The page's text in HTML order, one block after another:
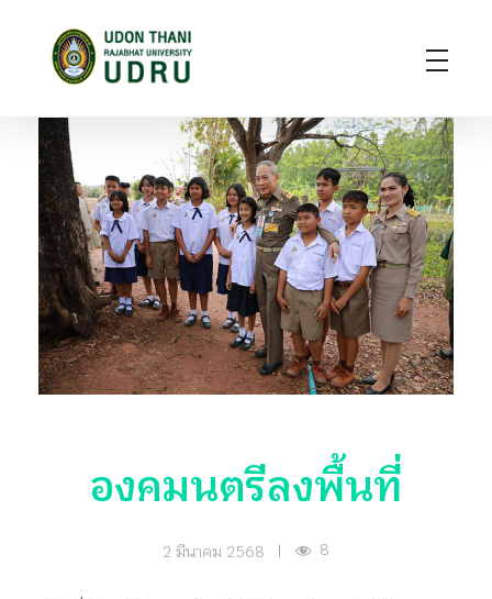
องคมนตรีลงพื้นที่
2 มีนาคม 2568 | 8